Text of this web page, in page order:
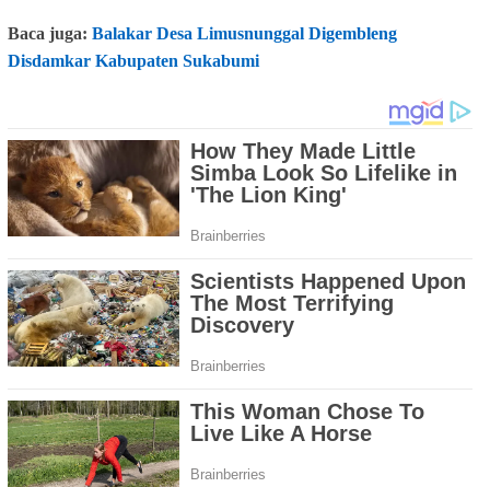
Baca juga: Balakar Desa Limusnunggal Digembleng
Disdamkar Kabupaten Sukabumi